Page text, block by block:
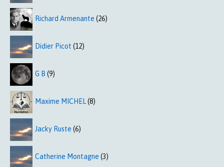
Richard Armenante (26)
Didier Picot (12)
G B (9)
Maxime MICHEL(8)
Jacky Ruste (6)
Catherine Montagne (3)